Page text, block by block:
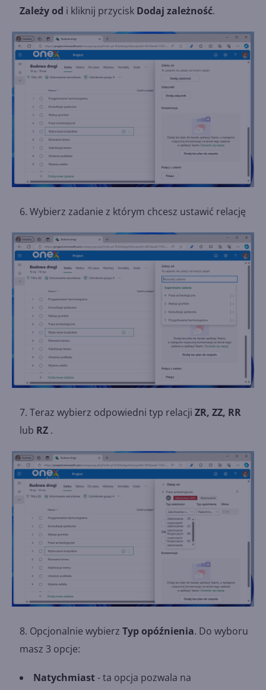
Zależy od i kliknij przycisk Dodaj zależność.
Wybierz zadanie z którym chcesz ustawić relację
Teraz wybierz odpowiedni typ relacji ZR, ZZ, RR
lub RZ .
Opcjonalnie wybierz Typ opóźnienia. Do wyboru
masz 3 opcje:
Natychmiast- ta opcja pozwala na